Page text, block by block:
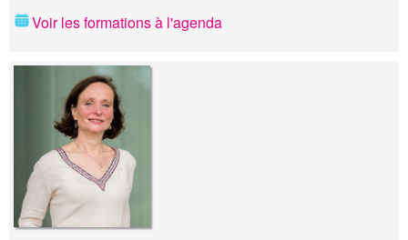
Voir les formations à l'agenda